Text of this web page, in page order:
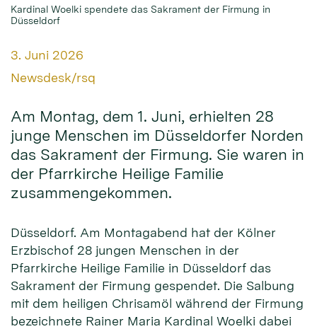
Kardinal Woelki spendete das Sakrament der Firmung in
Düsseldorf
Datum:
3. Juni 2026
Von:
Newsdesk/rsq
Am Montag, dem 1. Juni, erhielten 28
junge Menschen im Düsseldorfer Norden
das Sakrament der Firmung. Sie waren in
der Pfarrkirche Heilige Familie
zusammengekommen.
Düsseldorf. Am Montagabend hat der Kölner
Erzbischof 28 jungen Menschen in der
Pfarrkirche Heilige Familie in Düsseldorf das
Sakrament der Firmung gespendet. Die Salbung
mit dem heiligen Chrisamöl während der Firmung
bezeichnete Rainer Maria Kardinal Woelki dabei